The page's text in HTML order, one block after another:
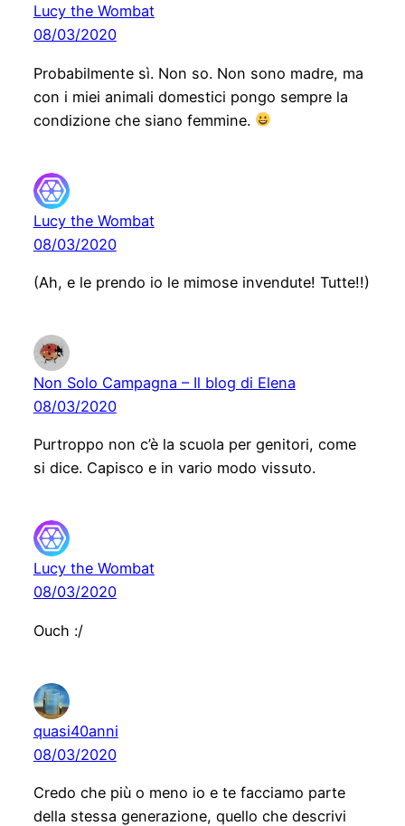
Lucy the Wombat
08/03/2020
Probabilmente sì. Non so. Non sono madre, ma
con i miei animali domestici pongo sempre la
condizione che siano femmine.
Lucy the Wombat
08/03/2020
(Ah, e le prendo io le mimose invendute! Tutte!!)
Non Solo Campagna – Il blog di Elena
08/03/2020
Purtroppo non c’è la scuola per genitori, come
si dice. Capisco e in vario modo vissuto.
Lucy the Wombat
08/03/2020
Ouch :/
quasi40anni
08/03/2020
Credo che più o meno io e te facciamo parte
della stessa generazione, quello che descrivi